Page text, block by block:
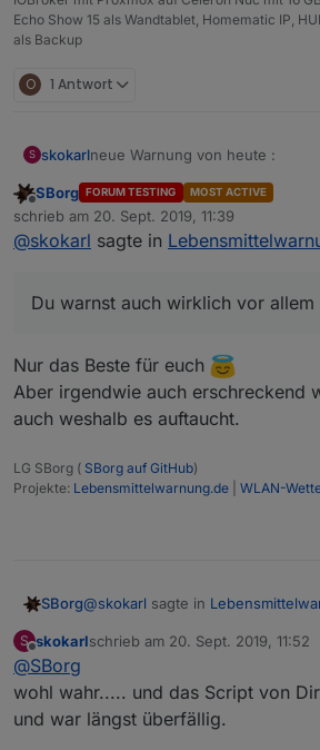
Echo Show 15 als Wandtablet, Homematic IP,
als Backup
O 1 Antwort
S skokarlneue Warnung von heute :
Potenzpaste ?
Du warnst auch wirklich vor
Offline
SBorg FORUM TESTING MOST ACTIVE
schrieb am 20. Sept. 2019, 11:39
zuletzt editiert von
@skokarl sagte in
Du warnst auch wirklich vor allem
Nur das Beste für euch
Aber irgendwie auch erschreckend
auch weshalb es auftaucht.
LG SBorg ( SBorg auf GitHub)
Projekte: Lebensmittelwarnung.de WLAN-
SBorg@skokarl sagte in
Nur das Beste für euch
S
Offline
skokarlschrieb am 20. Sept. 2019, 11:52
zuletzt editiert von
@SBorg
wohl wahr..... und das Script von
und war längst überfällig.